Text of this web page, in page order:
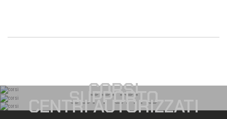
CORSI
SUPPORTO
CENTRI AUTORIZZATI